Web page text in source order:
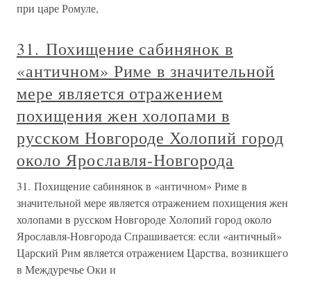
при царе Ромуле,
31. Похищение сабинянок в
«античном» Риме в значительной
мере является отражением
похищения жен холопами в
русском Новгороде Холопий город
около Ярославля-Новгорода
31. Похищение сабинянок в «античном» Риме в
значительной мере является отражением похищения жен
холопами в русском Новгороде Холопий город около
Ярославля-Новгорода Спрашивается: если «античный»
Царский Рим является отражением Царства, возникшего
в Междуречье Оки и